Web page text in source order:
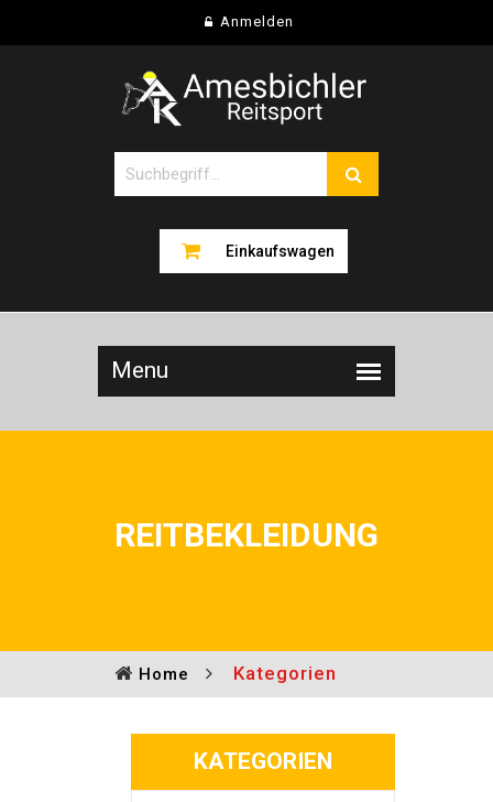
Anmelden
Einkaufswagen
REITBEKLEIDUNG
Home Kategorien
KATEGORIEN